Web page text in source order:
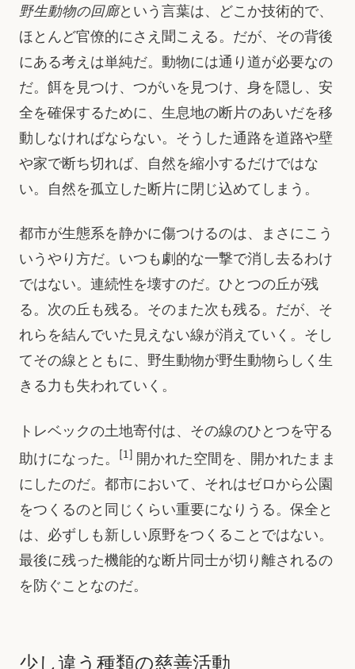
野生動物の回廊という言葉は、どこか技術的で、
ほとんど官僚的にさえ聞こえる。だが、その背後
にある考えは単純だ。動物には通り道が必要なの
だ。餌を見つけ、つがいを見つけ、身を隠し、安
全を確保するために、生息地の断片のあいだを移
動しなければならない。そうした通路を道路や壁
や家で断ち切れば、自然を縮小するだけではな
い。自然を孤立した断片に閉じ込めてしまう。
都市が生態系を静かに傷つけるのは、まさにこう
いうやり方だ。いつも劇的な一撃で消し去るわけ
ではない。連続性を壊すのだ。ひとつの丘が残
る。次の丘も残る。そのまた次も残る。だが、そ
れらを結んでいた見えない線が消えていく。そし
てその線とともに、野生動物が野生動物らしく生
きる力も失われていく。
トレベックの土地寄付は、その線のひとつを守る
助けになった。
[1] 開かれた空間を、開かれたまま
にしたのだ。都市において、それはゼロから公園
をつくるのと同じくらい重要になりうる。保全と
は、必ずしも新しい原野をつくることではない。
最後に残った機能的な断片同士が切り離されるの
を防ぐことなのだ。
少し違う種類の慈善活動